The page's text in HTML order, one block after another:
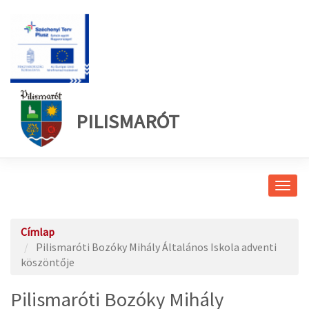
PILISMARÓT
Címlap
Pilismaróti Bozóky Mihály Általános Iskola adventi
köszöntője
Pilismaróti Bozóky Mihály